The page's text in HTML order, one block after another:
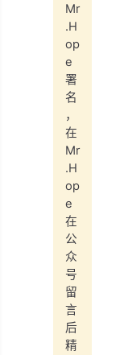
Mr
.H
op
e
署
名
，
在
Mr
.H
op
e
在
公
众
号
留
言
后
精